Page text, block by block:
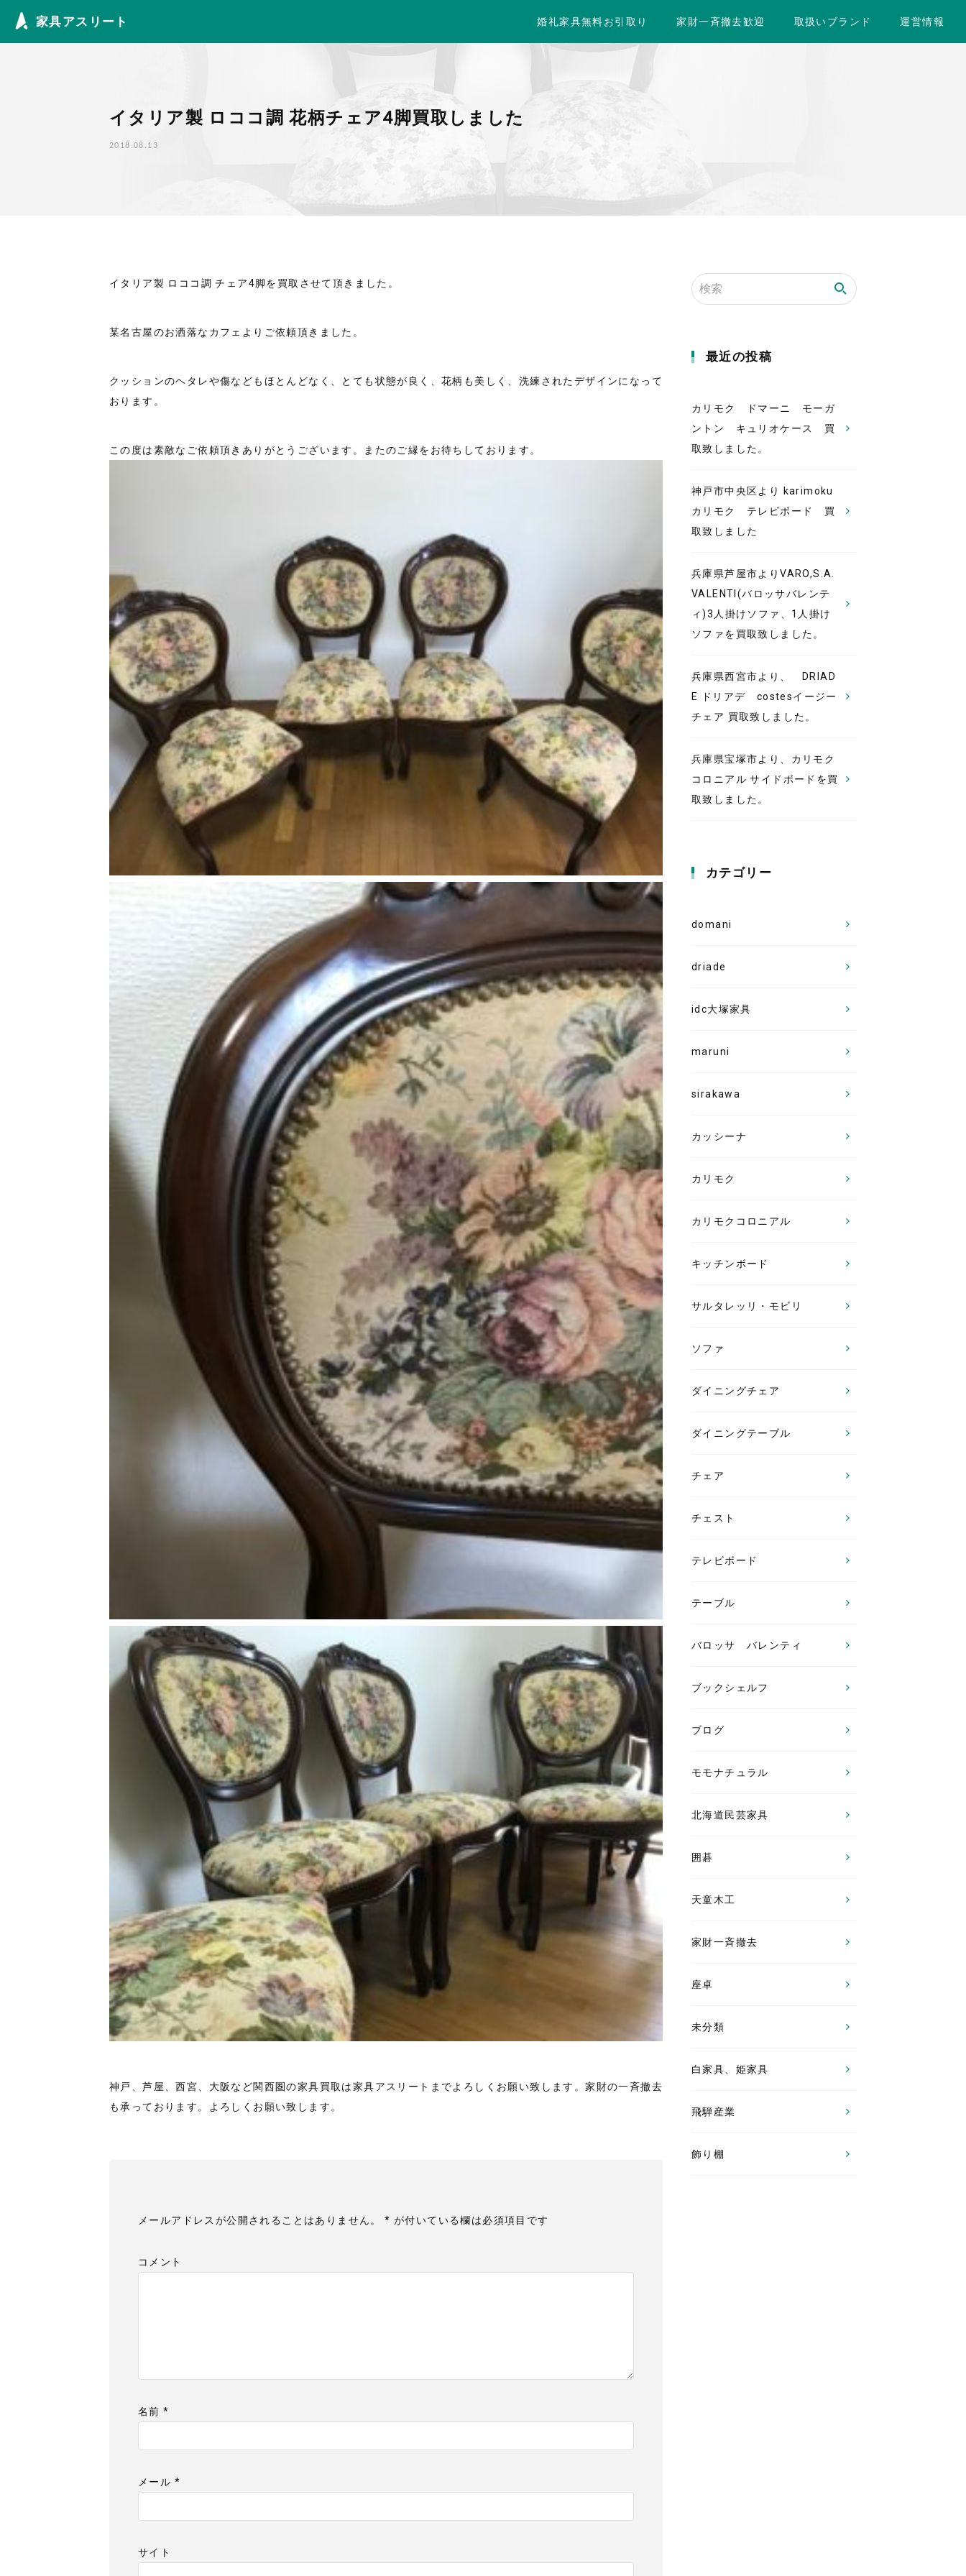
Skip to content
家具アスリート 婚礼家具無料お引取り 家財一斉撤去歓迎 取扱いブランド 運営情報
イタリア製 ロココ調 花柄チェア4脚買取しました
2018.08.13
イタリア製 ロココ調 チェア4脚を買取させて頂きました。
某名古屋のお洒落なカフェよりご依頼頂きました。
クッションのヘタレや傷などもほとんどなく、とても状態が良く、花柄も美しく、洗練されたデザインになって
おります。
この度は素敵なご依頼頂きありがとうございます。またのご縁をお待ちしております。
神戸、芦屋、西宮、大阪など関西圏の家具買取は家具アスリートまでよろしくお願い致します。家財の一斉撤去
も承っております。よろしくお願い致します。
メールアドレスが公開されることはありません。 * が付いている欄は必須項目です
コメント
名前*
メール *
サイト
最近の投稿
カリモク ドマーニ モーガ
ントン キュリオケース 買
取致しました。
神戸市中央区より karimoku
カリモク テレビボード 買
取致しました
兵庫県芦屋市よりVARO,S.A.
VALENTI(バロッサバレンテ
ィ)3人掛けソファ、1人掛け
ソファを買取致しました。
兵庫県西宮市より、 DRIAD
E ドリアデ costesイージー
チェア 買取致しました。
兵庫県宝塚市より、カリモク
コロニアル サイドボードを買
取致しました。
カテゴリー
domani
driade
idc大塚家具
maruni
sirakawa
カッシーナ
カリモク
カリモクコロニアル
キッチンボード
サルタレッリ・モビリ
ソファ
ダイニングチェア
ダイニングテーブル
チェア
チェスト
テレビボード
テーブル
バロッサ バレンティ
ブックシェルフ
ブログ
モモナチュラル
北海道民芸家具
囲碁
天童木工
家財一斉撤去
座卓
未分類
白家具、姫家具
飛騨産業
飾り棚